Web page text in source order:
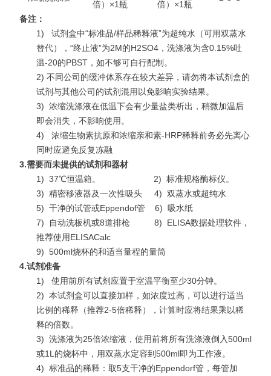
倍）×1瓶
倍）×1瓶
备注：
1)
试剂盒中“标准品/样品稀释液”为超纯水（可用双蒸水
替代），“终止液”为2M的H2SO4，洗涤液为含0.15%吐
温-20的PBST，如不够可自行配制。
2) 不同公司的缓冲体系存在较大差异，请勿将本试剂盒的
试剂与其他公司的试剂混用以免影响实验结果。
3) 浓缩洗涤液在低温下会有少量盐类析出，稍微加温后
即会消失，不影响使用。
4)
浓缩生物素抗原和浓缩亲和素-HRP稀释前务必先离心
同时应避免反复冻融
3.需要而未提供的试剂和器材
1) 37℃恒温箱。 2) 标准规格酶标仪。
3) 精密移液器及一次性吸头 4) 双蒸水或超纯水
5) 干净的试管或Eppendof管 6) 吸水纸
7)
自动洗板机或8道排枪 8)
ELISA数据处理软件，
推荐使用ELISACalc
9) 500ml烧杯的和适当量程的量筒
4.试剂准备
1)
使用前所有试剂应置于室温平衡至少30分钟。
2) 本试剂盒可以直接加样，如浓度过高，可以进行适当
比例的稀释（推荐2-5倍稀释），计算时应将结果乘以稀
释的倍数。
3) 洗涤液为25倍浓缩液，使用前将所有洗涤液倒入500ml
或1L的烧杯中，用双蒸水定容到500ml即为工作液。
4) 标准品的稀释：取5支干净的Eppendorf管，每管加